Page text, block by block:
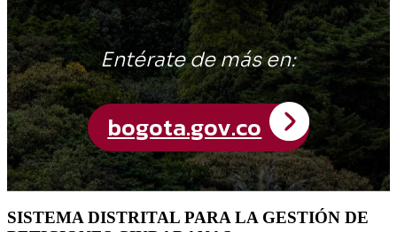
SISTEMA DISTRITAL PARA LA GESTIÓN DE